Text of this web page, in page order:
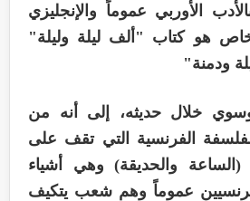
الأوربي عموماً والإنجليزي
هو كتاب "ألف ليلة وليلة"
ودمنة"
خلال حديثه، إلى أنه من
الفرنسية التي تقف على
والحديقة) وهي أشياء
عموماً وهم شعب يتكيف